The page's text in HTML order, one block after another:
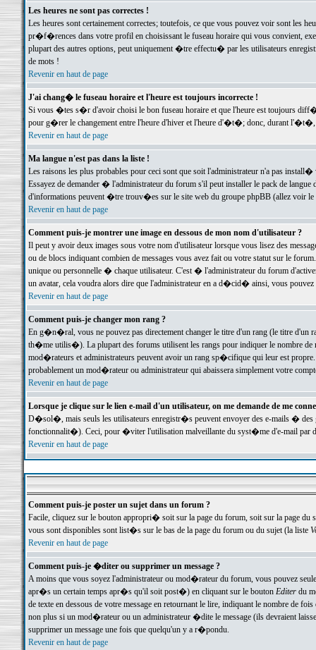
Les heures ne sont pas correctes !
Les heures sont certainement correctes; toutefois, ce que vous pouvez voir sont
pr�f�rences dans votre profil en choisissant le fuseau horaire qui vous convient,
plupart des autres options, peut uniquement �tre effectu� par les utilisateurs
de mots !
Revenir en haut de page
J'ai chang� le fuseau horaire et l'heure est toujours incorrecte !
Si vous �tes s�r d'avoir choisi le bon fuseau horaire et que l'heure est toujours
pour g�rer le changement entre l'heure d'hiver et l'heure d'�t�; donc, durant
Revenir en haut de page
Ma langue n'est pas dans la liste !
Les raisons les plus probables pour ceci sont que soit l'administrateur n'a pas
Essayez de demander � l'administrateur du forum s'il peut installer le pack de
d'informations peuvent �tre trouv�es sur le site web du groupe phpBB (allez voir le
Revenir en haut de page
Comment puis-je montrer une image en dessous de mon nom d'utilisateur ?
Il peut y avoir deux images sous votre nom d'utilisateur lorsque vous lisez des
ou de blocs indiquant combien de messages vous avez fait ou votre statut sur le
unique ou personnelle � chaque utilisateur. C'est � l'administrateur du forum
un avatar, cela voudra alors dire que l'administrateur en a d�cid� ainsi, vous
Revenir en haut de page
Comment puis-je changer mon rang ?
En g�n�ral, vous ne pouvez pas directement changer le titre d'un rang (le titre d'un
th�me utilis�). La plupart des forums utilisent les rangs pour indiquer le nombre de
mod�rateurs et administrateurs peuvent avoir un rang sp�cifique qui leur est
probablement un mod�rateur ou administrateur qui abaissera simplement votre
Revenir en haut de page
Lorsque je clique sur le lien e-mail d'un utilisateur, on me demande de me
D�sol�, mais seuls les utilisateurs enregistr�s peuvent envoyer des e-mails �
fonctionnalit�). Ceci, pour �viter l'utilisation malveillante du syst�me d'e-mail par
Revenir en haut de page
Comment puis-je poster un sujet dans un forum ?
Facile, cliquez sur le bouton appropri� soit sur la page du forum, soit sur la page du
vous sont disponibles sont list�s sur le bas de la page du forum ou du sujet (la liste
Revenir en haut de page
Comment puis-je �diter ou supprimer un message ?
A moins que vous soyez l'administrateur ou mod�rateur du forum, vous pouvez
apr�s un certain temps apr�s qu'il soit post�) en cliquant sur le bouton Editerdu
de texte en dessous de votre message en retournant le lire, indiquant le nombre
non plus si un mod�rateur ou un administrateur �dite le message (ils devraient
supprimer un message une fois que quelqu'un y a r�pondu.
Revenir en haut de page